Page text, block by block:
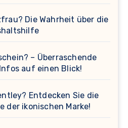
Die Wahrheit über die
– Überraschende
auf einen Blick!
Entdecken Sie die
der ikonischen Marke!